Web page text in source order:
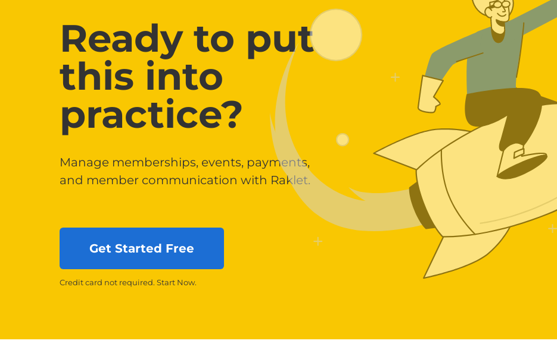
Ready to put
this into
practice?
Manage memberships, events, payments,
and member communication with Raklet.
Get Started Free
Credit card not required. Start Now.